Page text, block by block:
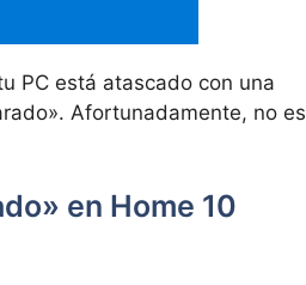
PC está atascado con una
Afortunadamente, no es
en Home 10